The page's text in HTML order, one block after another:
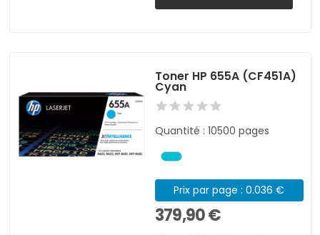
Toner HP 655A (CF451A)
Cyan
Quantité : 10500 pages
Prix par page : 0.036 €
379,90 €